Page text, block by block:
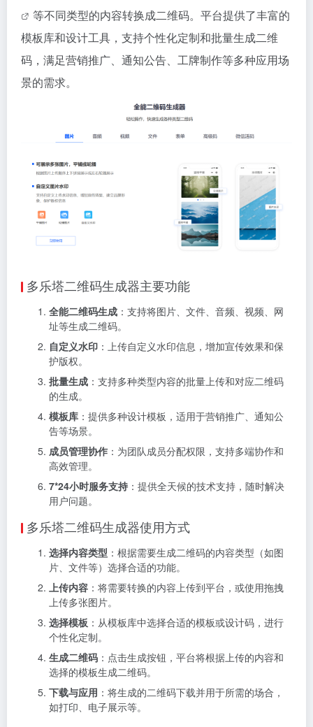
等不同类型的内容转换成二维码。平台提供了丰富的
模板库和设计工具，支持个性化定制和批量生成二维
码，满足营销推广、通知公告、工牌制作等多种应用场
景的需求。
多乐塔二维码生成器主要功能
全能二维码生成 ：支持将图片、文件、音频、视频、网
址等生成二维码。
自定义水印 ：上传自定义水印信息，增加宣传效果和保
护版权。
批量生成 ：支持多种类型内容的批量上传和对应二维码
的生成。
模板库 ：提供多种设计模板，适用于营销推广、通知公
告等场景。
成员管理协作 ：为团队成员分配权限，支持多端协作和
高效管理。
7*24小时服务支持 ：提供全天候的技术支持，随时解决
用户问题。
多乐塔二维码生成器使用方式
选择内容类型 ：根据需要生成二维码的内容类型（如图
片、文件等）选择合适的功能。
上传内容 ：将需要转换的内容上传到平台，或使用拖拽
上传多张图片。
选择模板 ：从模板库中选择合适的模板或设计码，进行
个性化定制。
生成二维码 ：点击生成按钮，平台将根据上传的内容和
选择的模板生成二维码。
下载与应用 ：将生成的二维码下载并用于所需的场合，
如打印、电子展示等。